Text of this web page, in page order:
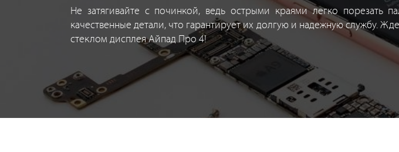
Не затягивайте с починкой, ведь острыми краями легко порезать
качественные детали, что гарантирует их долгую и надежную службу.
стеклом дисплея Айпад Про 4!